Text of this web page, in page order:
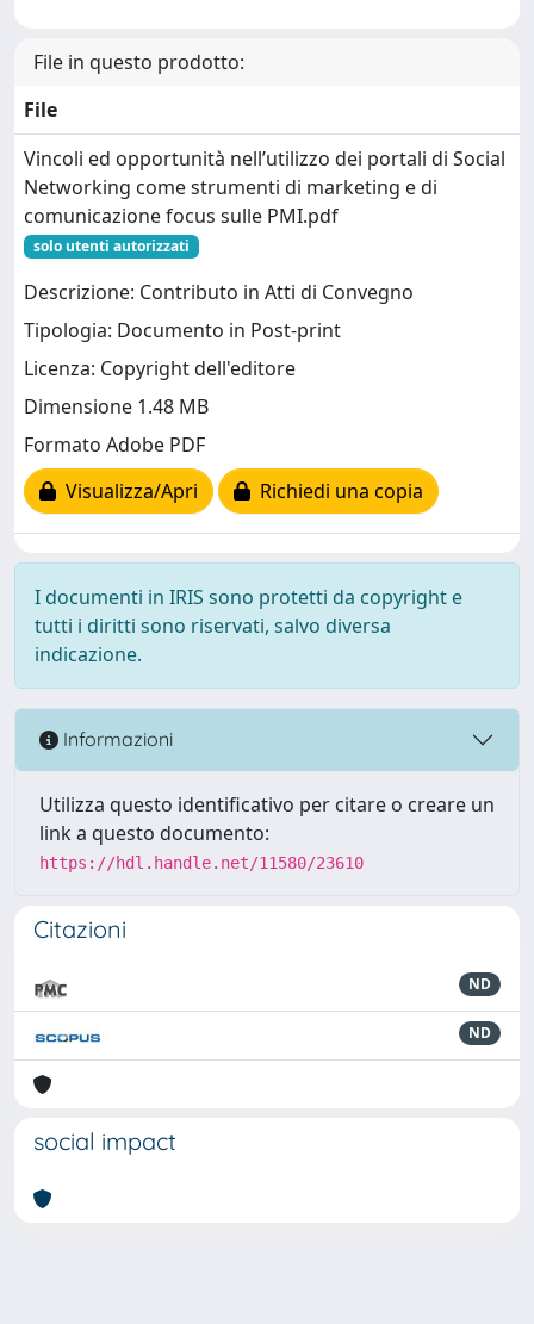
File in questo prodotto:
File
Vincoli ed opportunità nell’utilizzo dei portali di Social
Networking come strumenti di marketing e di
comunicazione focus sulle PMI.pdf
solo utenti autorizzati
Descrizione: Contributo in Atti di Convegno
Tipologia: Documento in Post-print
Licenza: Copyright dell'editore
Dimensione 1.48 MB
Formato Adobe PDF
Visualizza/Apri
Richiedi una copia
I documenti in IRIS sono protetti da copyright e
tutti i diritti sono riservati, salvo diversa
indicazione.
Informazioni
Utilizza questo identificativo per citare o creare un
link a questo documento:
https://hdl.handle.net/11580/23610
Citazioni
ND
ND
social impact